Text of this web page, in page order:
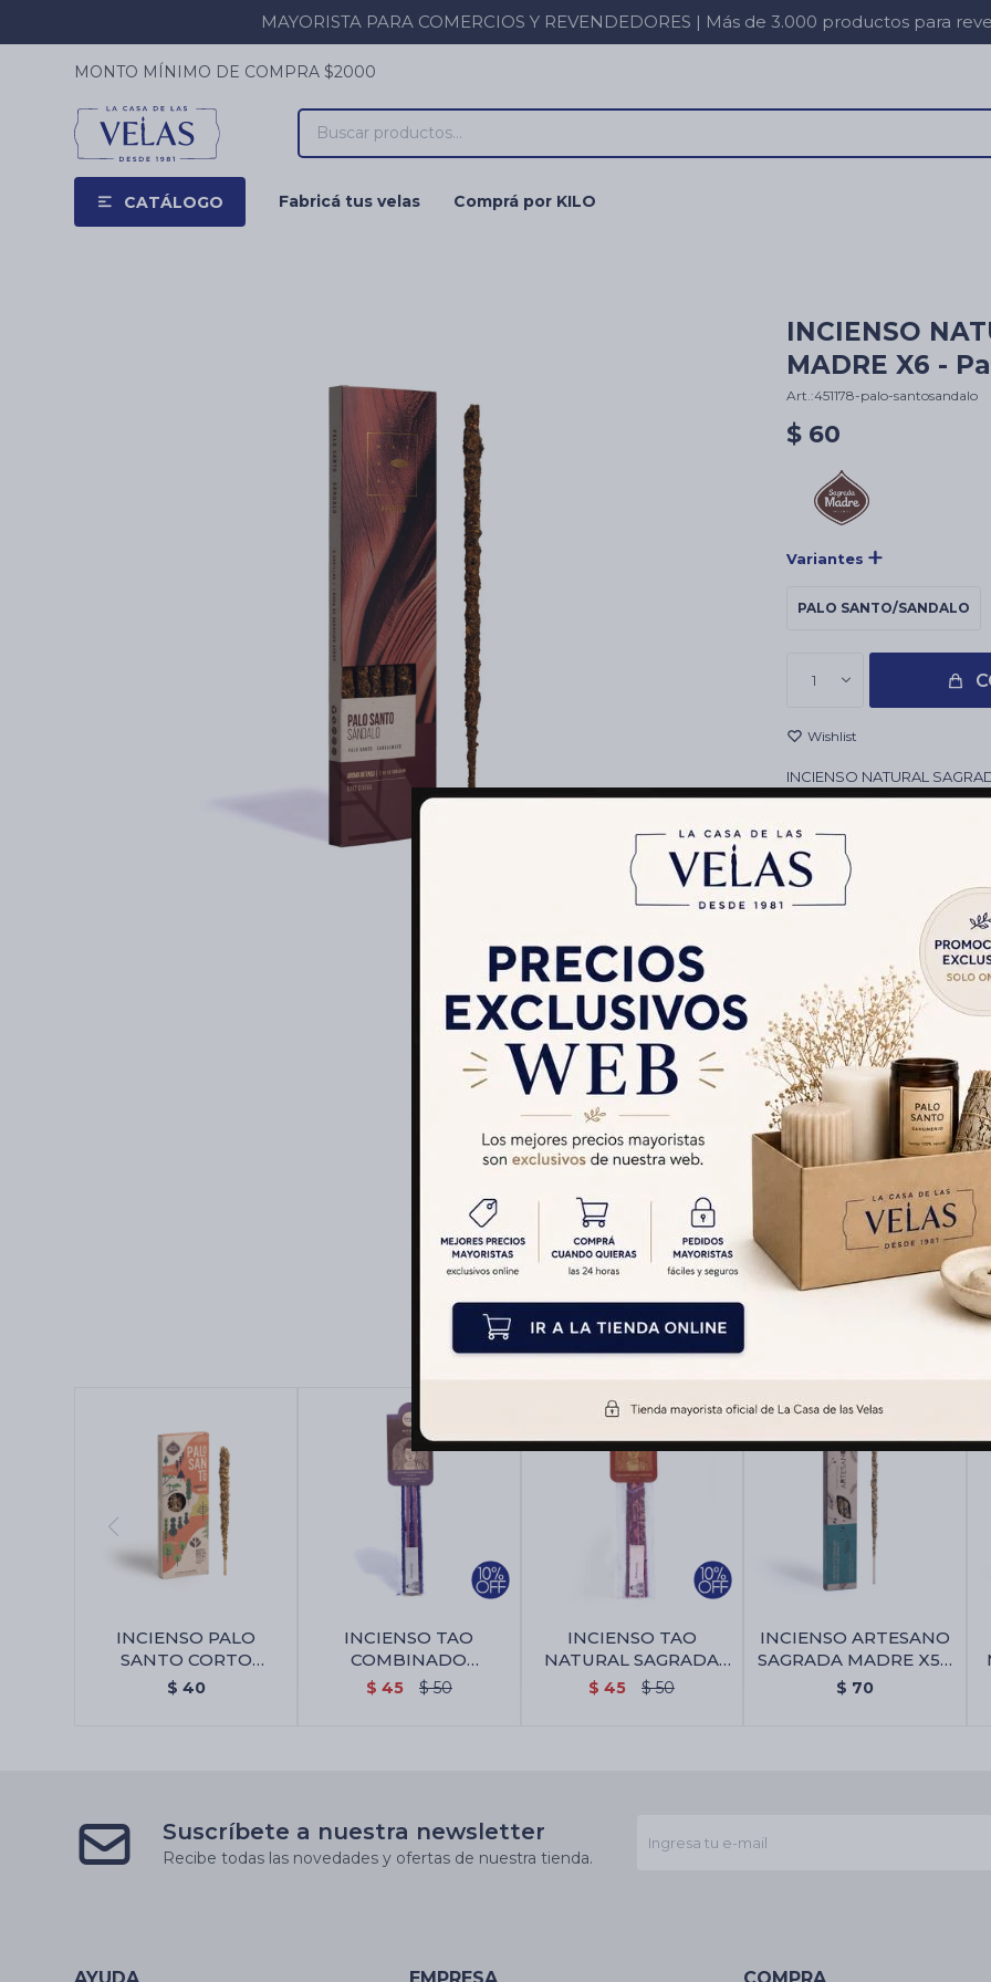
MAYORISTA PARA COMERCIOS Y REVENDEDORES | Más de 3.000 productos para
CATÁLOGO Fabricá tus velas Comprá por KILO
MONTO MÍNIMO DE COMPRA $2000
INCIENSO
MADRE X6 -
451178-palo-santosandalo
$ 60
Variantes
PALO SANTO/SANDALO
1
INCIENSO NATURAL
REVENDEDORES,
CONTIENE
6 VARITAS
DURACIÓN: 1 HR APROX.
Cambios y
Medios de pago
Productos que te pueden interesar
INCIENSO PALO
SANTO CORTO
SAGRADA MADRE X4 -
$ 40
INCIENSO TAO
COMBINADO
SAGRADA MADRE - 7
$ 45 $ 50
INCIENSO TAO
NATURAL SAGRADA
MADRE X5 - 7 Poderes
$ 45 $ 50
INCIENSO ARTESANO
SAGRADA MADRE X5 -
Fresias
$ 70
Suscríbete a nuestra newsletter
Recibe todas las novedades y ofertas de nuestra tienda.
AYUDA EMPRESA COMPRA